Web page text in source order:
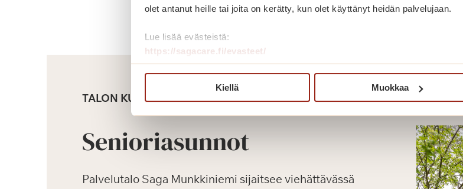
olet antanut heille tai joita on kerätty, kun olet käyttänyt heidän palvelujaan.
Lue lisää evästeistä:
https://sagacare.fi/evasteet/
Kiellä Muokkaa
TALON KUVAUS
Senioriasunnot
Palvelutalo Saga Munkkiniemi sijaitsee viehättävässä